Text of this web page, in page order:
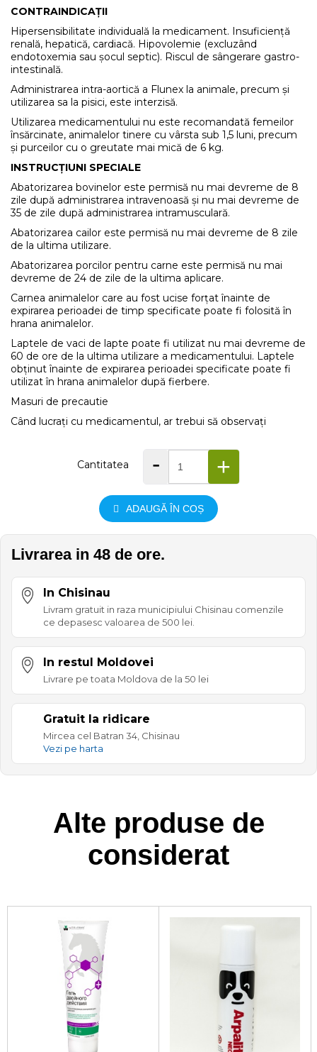
CONTRAINDICAȚII
Hipersensibilitate individuală la medicament. Insuficiență
renală, hepatică, cardiacă. Hipovolemie (excluzând
endotoxemia sau șocul septic). Riscul de sângerare gastro-
intestinală.
Administrarea intra-aortică a Flunex la animale, precum și
utilizarea sa la pisici, este interzisă.
Utilizarea medicamentului nu este recomandată femeilor
însărcinate, animalelor tinere cu vârsta sub 1,5 luni, precum
și purceilor cu o greutate mai mică de 6 kg.
INSTRUCȚIUNI SPECIALE
Abatorizarea bovinelor este permisă nu mai devreme de 8
zile după administrarea intravenoasă și nu mai devreme de
35 de zile după administrarea intramusculară.
Abatorizarea cailor este permisă nu mai devreme de 8 zile
de la ultima utilizare.
Abatorizarea porcilor pentru carne este permisă nu mai
devreme de 24 de zile de la ultima aplicare.
Carnea animalelor care au fost ucise forțat înainte de
expirarea perioadei de timp specificate poate fi folosită în
hrana animalelor.
Laptele de vaci de lapte poate fi utilizat nu mai devreme de
60 de ore de la ultima utilizare a medicamentului. Laptele
obținut înainte de expirarea perioadei specificate poate fi
utilizat în hrana animalelor după fierbere.
Masuri de precautie
Când lucrați cu medicamentul, ar trebui să observați
Cantitatea - +
ADAUGĂ ÎN COȘ
Livrarea in 48 de ore.
In Chisinau
Livram gratuit in raza municipiului Chisinau comenzile
ce depasesc valoarea de 500 lei.
In restul Moldovei
Livrare pe toata Moldova de la 50 lei
Gratuit la ridicare
Mircea cel Batran 34, Chisinau
Vezi pe harta
Alte produse de
considerat